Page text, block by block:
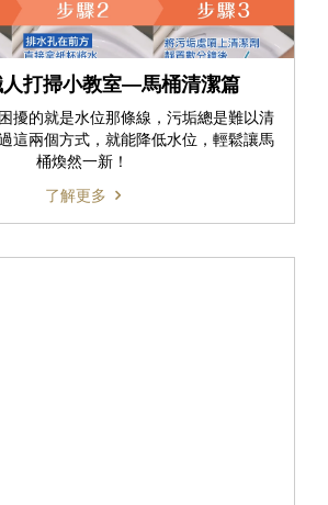
人打掃小教室—馬桶清潔篇
擾的就是水位那條線，污垢總是難以清
這兩個方式，就能降低水位，輕鬆讓馬
桶煥然一新！
了解更多